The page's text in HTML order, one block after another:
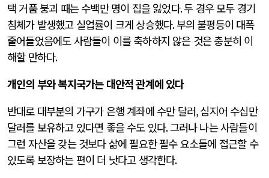
택 거품 붕괴 때는 수백만 명이 집을 잃었다.두 경우 모두 경기
침체가 발생했고 실업률이 크게 상승했다.부의 불평등이 대폭
줄어들었음에도 사람들이 이를 축하하지 않은 것은 충분히 이
해할 만하다.
개인의 부와 복지국가는 대안적 관계에 있다
반대로 대부분의 가구가 은행 계좌에 수만 달러,심지어 수십만
달러를 보유하고 있다면 좋을 수도 있다.그러나 나는 사람들이
그런 자산을 갖는 것보다 삶에 필요한 필수 요소들에 접근할 수
있도록 보장하는 편이 더 낫다고 생각한다.